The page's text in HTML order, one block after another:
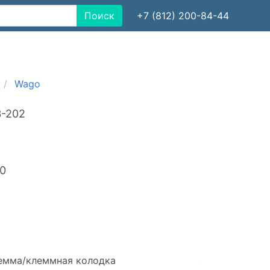
Поиск +7 (812) 200-84-44
Wago
202
клеммная колодка